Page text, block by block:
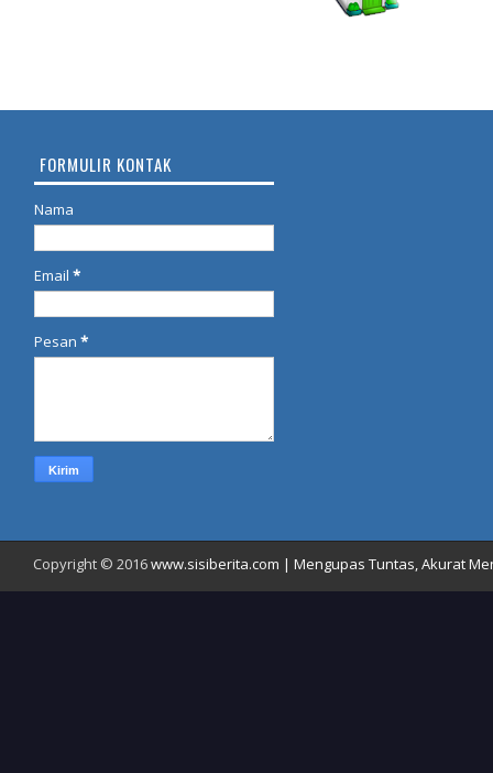
FORMULIR KONTAK
Nama
Email *
Pesan *
Copyright © 2016www.sisiberita.com | Mengupas Tuntas, Akurat